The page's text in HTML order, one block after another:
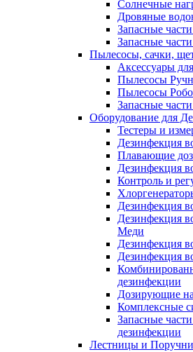
Солнечные
Дровяные
Запасные
Запасные
Пылесосы, сачки,
Аксессуары
Пылесосы
Пылесосы
Запасные
Оборудование для
Тестеры и
Дезинфекция
Плавающие
Дезинфекция
Контроль и
Дезинфекция
Дезинфекция
Меди
Дезинфекция
Дезинфекция
дезинфекции
Дозирующие
Комплексные
Запасные
дезинфекции
Лестницы и Поручни